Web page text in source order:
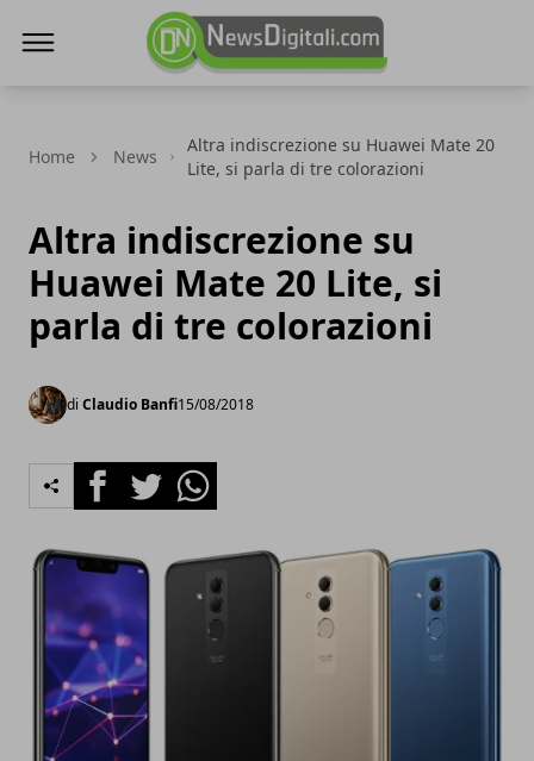
Home News
Altra indiscrezione su Huawei Mate 20
Lite, si parla di tre colorazioni
Altra indiscrezione su
Huawei Mate 20 Lite, si
parla di tre colorazioni
di Claudio Banfi15/08/2018
FacebookTwitterWhatsapp